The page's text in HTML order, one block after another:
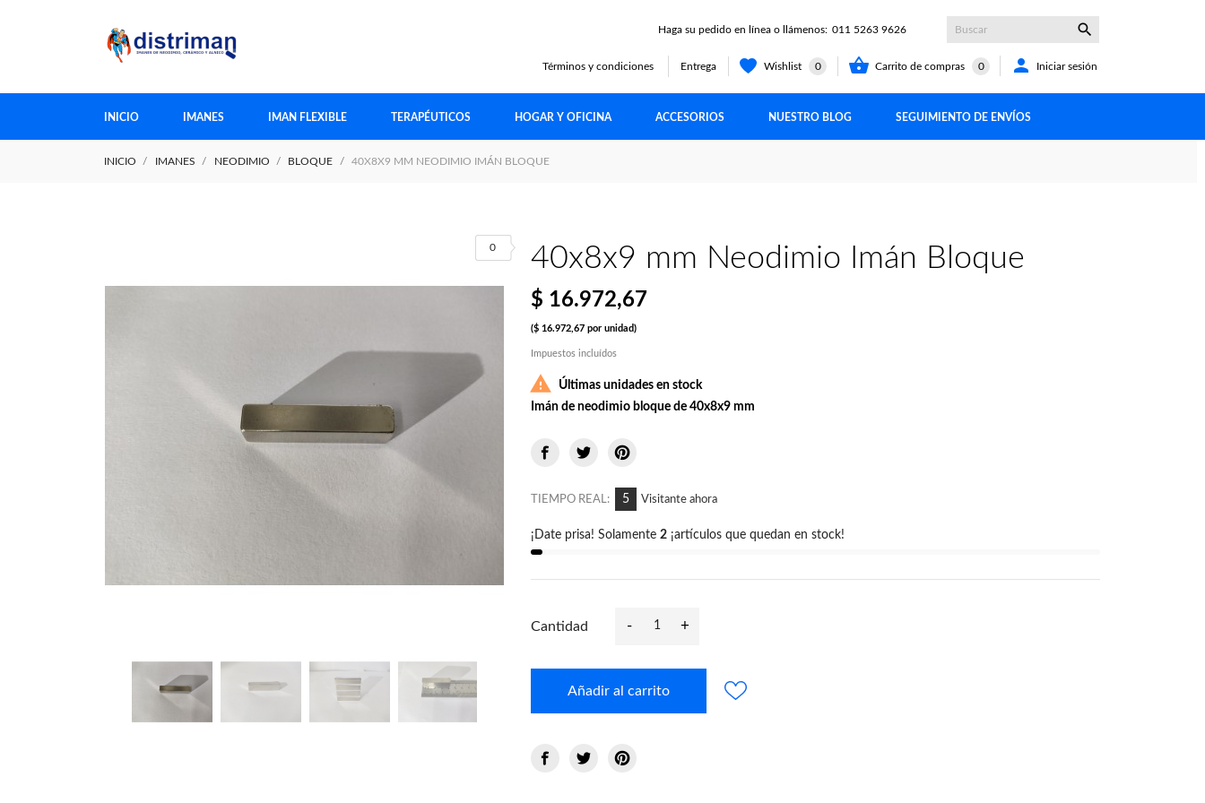
Haga su pedido en línea o llámenos: 011 5263 9626 
Términos y condiciones Entrega Wishlist 0  Carrito de compras 0  Iniciar sesión
INICIO IMANES IMAN FLEXIBLE TERAPÉUTICOS HOGAR Y OFICINA ACCESORIOS NUESTRO BLOG SEGUIMIENTO DE ENVÍOS
INICIO IMANES NEODIMIO BLOQUE 40X8X9 MM NEODIMIO IMÁN BLOQUE
40x8x9 mm Neodimio Imán Bloque
$ 16.972,67
($ 16.972,67 por unidad)
Impuestos incluídos

Últimas unidades en stock
Imán de neodimio bloque de 40x8x9 mm
TIEMPO REAL: 12 Visitante ahora
¡Date prisa! Solamente 2 ¡artículos que quedan en stock!
Cantidad - +
Añadir al carrito
0